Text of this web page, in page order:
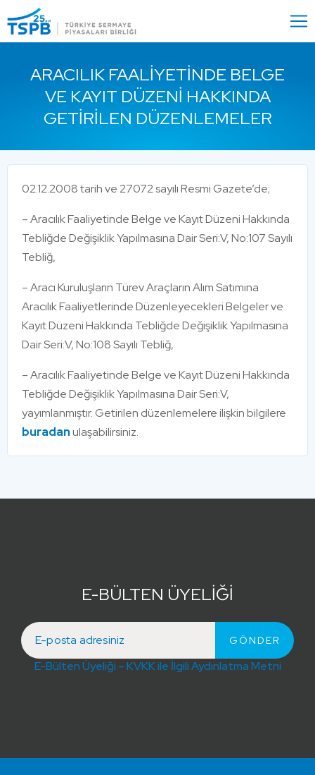
Close
ARACILIK FAALIYETINDE BELGE
VE KAYIT DÜZENI HAKKINDA
GETIRILEN DÜZENLEMELER
02.12.2008 tarih ve 27072 sayılı Resmi Gazete’de;
– Aracılık Faaliyetinde Belge ve Kayıt Düzeni Hakkında
Tebliğde Değişiklik Yapılmasına Dair Seri:V, No:107 Sayılı
Tebliğ,
– Aracı Kuruluşların Türev Araçların Alım Satımına
Aracılık Faaliyetlerinde Düzenleyecekleri Belgeler ve
Kayıt Düzeni Hakkında Tebliğde Değişiklik Yapılmasına
Dair Seri:V, No:108 Sayılı Tebliğ,
– Aracılık Faaliyetinde Belge ve Kayıt Düzeni Hakkında
Tebliğde Değişiklik Yapılmasına Dair Seri:V,
yayımlanmıştır. Getirilen düzenlemelere ilişkin bilgilere
buradanulaşabilirsiniz.
E-BÜLTEN ÜYELİĞİ
E-Bülten Üyeliği – KVKK ile İlgili Aydınlatma Metni